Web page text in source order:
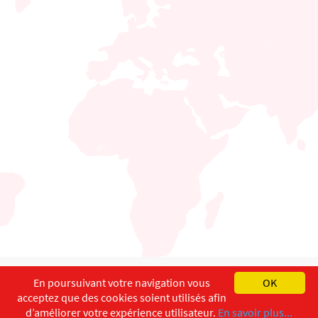
English Français
Copyright ©ISEC-AdW Impressum
OK
En poursuivant votre navigation vous
acceptez que des cookies soient utilisés afin
d’améliorer votre expérience utilisateur. En savoir plus...